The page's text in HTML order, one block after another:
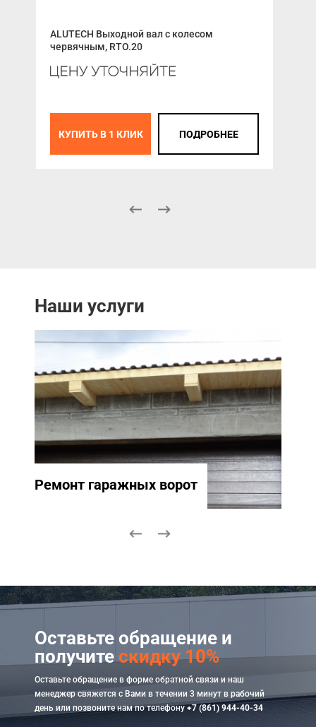
ALUTECH Выходной вал с колесом
червячным, RTO.20
КУПИТЬ В 1 КЛИК ПОДРОБНЕЕ
Наши услуги
Ремонт гаражных ворот
Оставьте обращение и
получитескидку 10%
Оставьте обращение в форме обратной связи и наш
менеджер свяжется с Вами в течении 3 минут в рабочий
день или позвоните нам по телефону+7 (861) 944-40-34